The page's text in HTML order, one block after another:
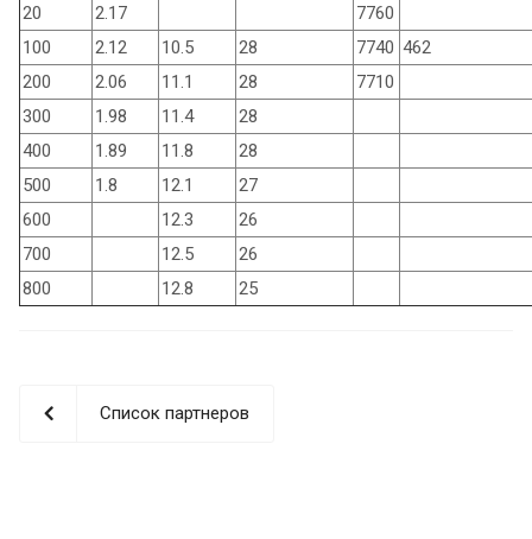
20 2.17
7760
100
2.12 10.5 28 7740 462
200
2.06 11.1 28
7710
300
1.98 11.4
28
400
1.89 11.8
28
500
1.8 12.1
27
600
12.3
26
700
12.5
26
800
12.8 25
Список партнеров